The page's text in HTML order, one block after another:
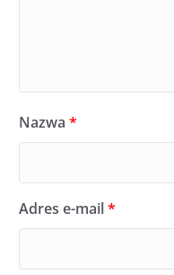
Nazwa *
Adres e-mail*